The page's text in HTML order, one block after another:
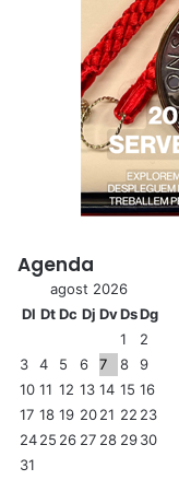
Agenda
agost 2026
Dl DtDc Dj DvDsDg
1
2
3
4 5 6 7 8
9
10 11 12 13 14 15 16
17 18 19 2021 22 23
2425 26 27 28 2930
31